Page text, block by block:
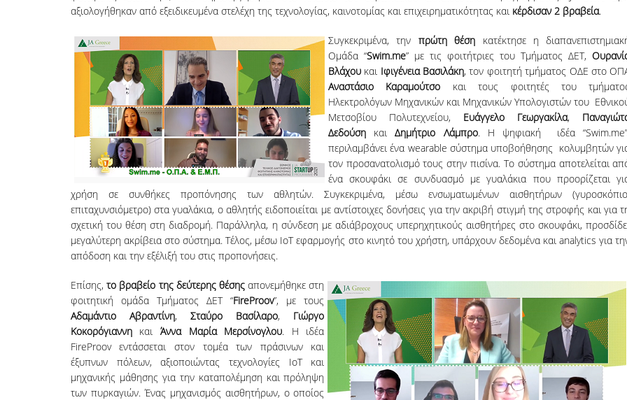
αξιολογήθηκαν από εξειδικευμένα στελέχη της τεχνολογίας, καινοτομίας και επιχειρηματικότητας και κέρδισαν 2 βραβεία.
Συγκεκριμένα, την πρώτη θέση κατέκτησε η
Ομάδα “Swim.me” με τις φοιτήτριες του Τμήματος ΔΕΤ,
Βλάχουκαι Ιφιγένεια Βασιλάκη, τον φοιτητή τμήματος ΟΔΕ στο
Αναστάσιο Καραμούτσο και τους φοιτητές του
Ηλεκτρολόγων Μηχανικών και Μηχανικών Υπολογιστών του
Μετσοβίου Πολυτεχνείου, Ευάγγελο Γεωργακίλα,
ΔεδούσηκαιΔημήτριο Λάμπρο. Η ψηφιακή ιδέα
περιλαμβάνει ένα wearable σύστημα υποβοήθησης κολυμβητών
τον προσανατολισμό τους στην πισίνα. Το σύστημα αποτελείται
ένα σκουφάκι σε συνδυασμό με γυαλάκια που προορίζεται
χρήση σε συνθήκες προπόνησης των αθλητών. Συγκεκριμένα, μέσω ενσωματωμένων αισθητήρων
επιταχυνσιόμετρο) στα γυαλάκια, ο αθλητής ειδοποιείται με αντίστοιχες δονήσεις για την ακριβή στιγμή της στροφής και για
σχετική του θέση στη διαδρομή. Παράλληλα, η σύνδεση με αδιάβροχους υπερηχητικούς αισθητήρες στο σκουφάκι,
μεγαλύτερη ακρίβεια στο σύστημα. Τέλος, μέσω IoT εφαρμογής στο κινητό του χρήστη, υπάρχουν δεδομένα και analytics για
απόδοση και την εξέλιξή του στις προπονήσεις.
Επίσης,το βραβείο της δεύτερης θέσης απονεμήθηκε στη
φοιτητική ομάδα Τμήματος ΔΕΤ “FireProov”, με τους
Αδαμάντιο Αβραντίνη,Σταύρο Βασίλαρο, Γιώργο
ΚοκορόγιαννηκαιΆννα Μαρία Μερσίνογλου. Η ιδέα
FireProov εντάσσεται στον τομέα των πράσινων και
έξυπνων πόλεων, αξιοποιώντας τεχνολογίες IoT και
μηχανικής μάθησης για την καταπολέμηση και πρόληψη
των πυρκαγιών. Ένας μηχανισμός αισθητήρων, ο οποίος